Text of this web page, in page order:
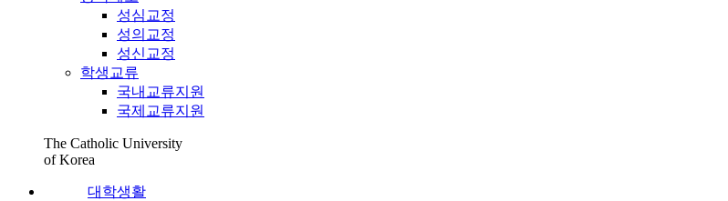
성심교정
성의교정
성신교정
학생교류
국내교류지원
국제교류지원
The Catholic University
of Korea
대학생활